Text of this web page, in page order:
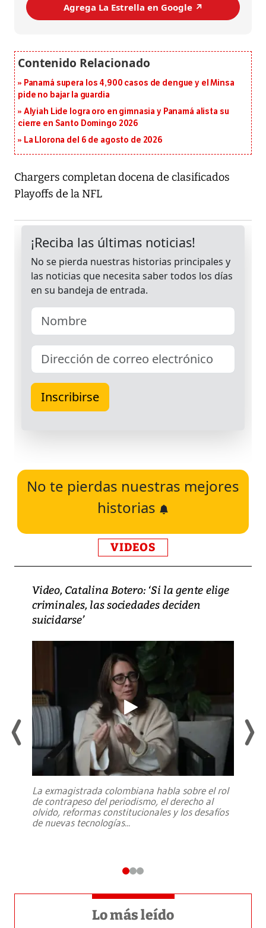
Agrega La Estrella en Google ↗️
Panamá supera los 4,900 casos de dengue y el Minsa
pide no bajar la guardia
Alyiah Lide logra oro en gimnasia y Panamá alista su
cierre en Santo Domingo 2026
La Llorona del 6 de agosto de 2026
Chargers completan docena de clasificados
Playoffs de la NFL
No te pierdas nuestras mejores
historias
VIDEOS
Video, Catalina Botero: ‘Si la gente elige
criminales, las sociedades deciden
suicidarse’
La exmagistrada colombiana habla sobre el rol
de contrapeso del periodismo, el derecho al
olvido, reformas constitucionales y los desafíos
de nuevas tecnologías...
Lo más leído